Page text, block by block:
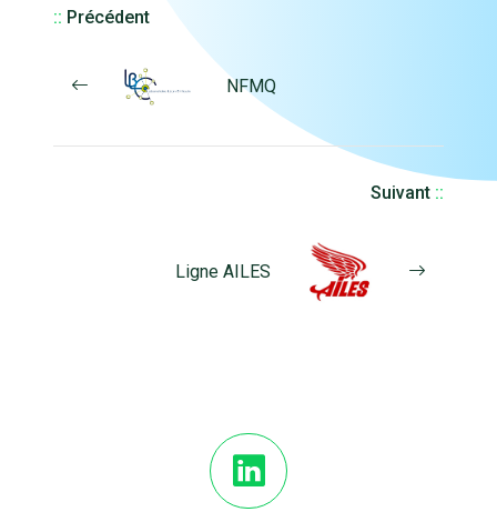
:: Précédent
NFMQ
Suivant ::
Ligne AILES